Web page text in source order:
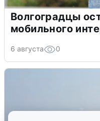
Волгоградцы
мобильного
6 августа 0